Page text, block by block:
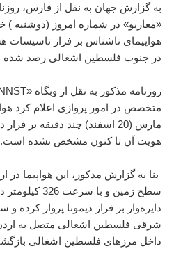
به گزارش جهان به نقل از فارس،
«معاریو» در شماره امروز (دوشنبه )
هواپیمای ناشناس بر فراز تاسیسات
در جنوب فلسطین اشغالی رصد
مارس (20 اسفند) چند دقیقه بر
هویت آن تا کنون مشخص نشده است.
سطح زمین و با
دایره‌وار بر فراز دیمونا پرواز
شرقی فلسطین اشغالی متصل به اردن
داخل مرزهای فلسطین اشغالی